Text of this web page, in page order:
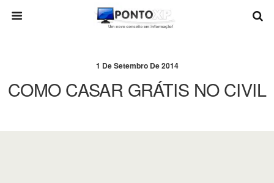
1 De Setembro De 2014
COMO CASAR GRÁTIS NO CIVIL